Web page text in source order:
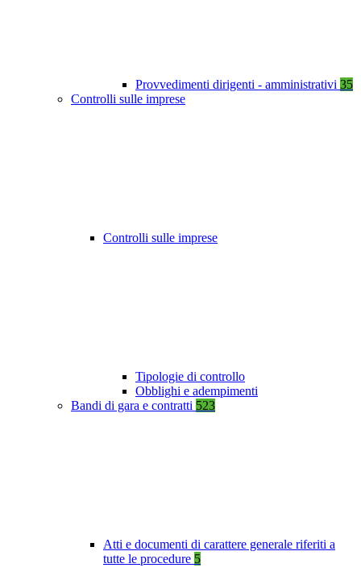
Provvedimenti dirigenti - amministrativi 35
Controlli sulle imprese
Controlli sulle imprese
Tipologie di controllo
Obblighi e adempimenti
Bandi di gara e contratti 523
Atti e documenti di carattere generale riferiti a
tutte le procedure 5